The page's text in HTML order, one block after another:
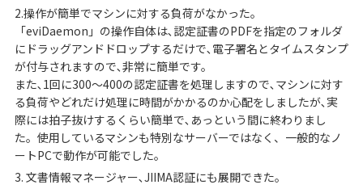
2.操作が簡単でマシンに対する負荷がなかった。
「eviDaemon」の操作自体は､認定証書のPDFを指定のフォルダ
にドラッグアンドドロップするだけで､電子署名とタイムスタンプ
が付与されますので､非常に簡単です。
また､1回に300～400の認定証書を処理しますので､マシンに対す
る負荷やどれだけ処理に時間がかかるのか心配をしましたが､実
際には拍子抜けするくらい簡単で､あっという間に終わりまし
た。使用しているマシンも特別なサーバーではなく、一般的なノ
ートPCで動作が可能でした。
3. 文書情報マネージャー､JIIMA認証にも展開できた。